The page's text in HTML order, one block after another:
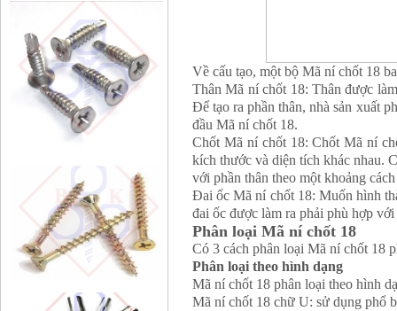
Về cấu tạo, một bộ Mã ní chốt 18
Thân Mã ní chốt 18: Thân được
Để tạo ra phần thân, nhà sản xuất
đầu Mã ní chốt 18.
Chốt Mã ní chốt 18: Chốt Mã ní
kích thước và diện tích khác nhau.
với phần thân theo một khoảng
Đai ốc Mã ní chốt 18: Muốn hình
đai ốc được làm ra phải phù hợp
Phân loại Mã ní chốt 18
Có 3 cách phân loại Mã ní chốt 18
Phân loại theo hình dạng
Mã ní chốt 18 phân loại theo hình
Mã ní chốt 18 chữ U: sử dụng phổ